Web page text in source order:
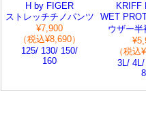
H by FIGER
ストレッチチノパンツ
¥7,900
（税込¥8,690）
125/ 130/ 150/
160
KRIFF
WET
ウザー半
（税込
3L/